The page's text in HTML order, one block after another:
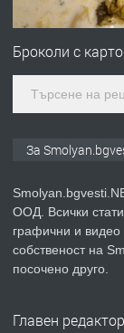
ПРЕДЛАГА
ПРЕДЛАГА
Броколи с
За
ООД. Всички
графични и видео
собственост на
посочено друго.
Главен редактор